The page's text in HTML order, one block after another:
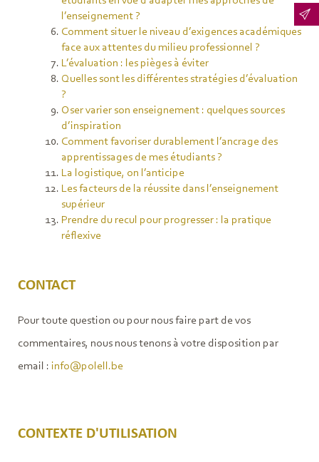
l’enseignement ?
Comment situer le niveau d’exigences académiques
face aux attentes du milieu professionnel ?
L’évaluation : les pièges à éviter
Quelles sont les différentes stratégies d’évaluation
?
Oser varier son enseignement : quelques sources
d’inspiration
Comment favoriser durablement l’ancrage des
apprentissages de mes étudiants ?
La logistique, on l’anticipe
Les facteurs de la réussite dans l’enseignement
supérieur
Prendre du recul pour progresser : la pratique
réflexive
CONTACT
Pour toute question ou pour nous faire part de vos
commentaires, nous nous tenons à votre disposition par
email : info@polell.be
CONTEXTE D'UTILISATION